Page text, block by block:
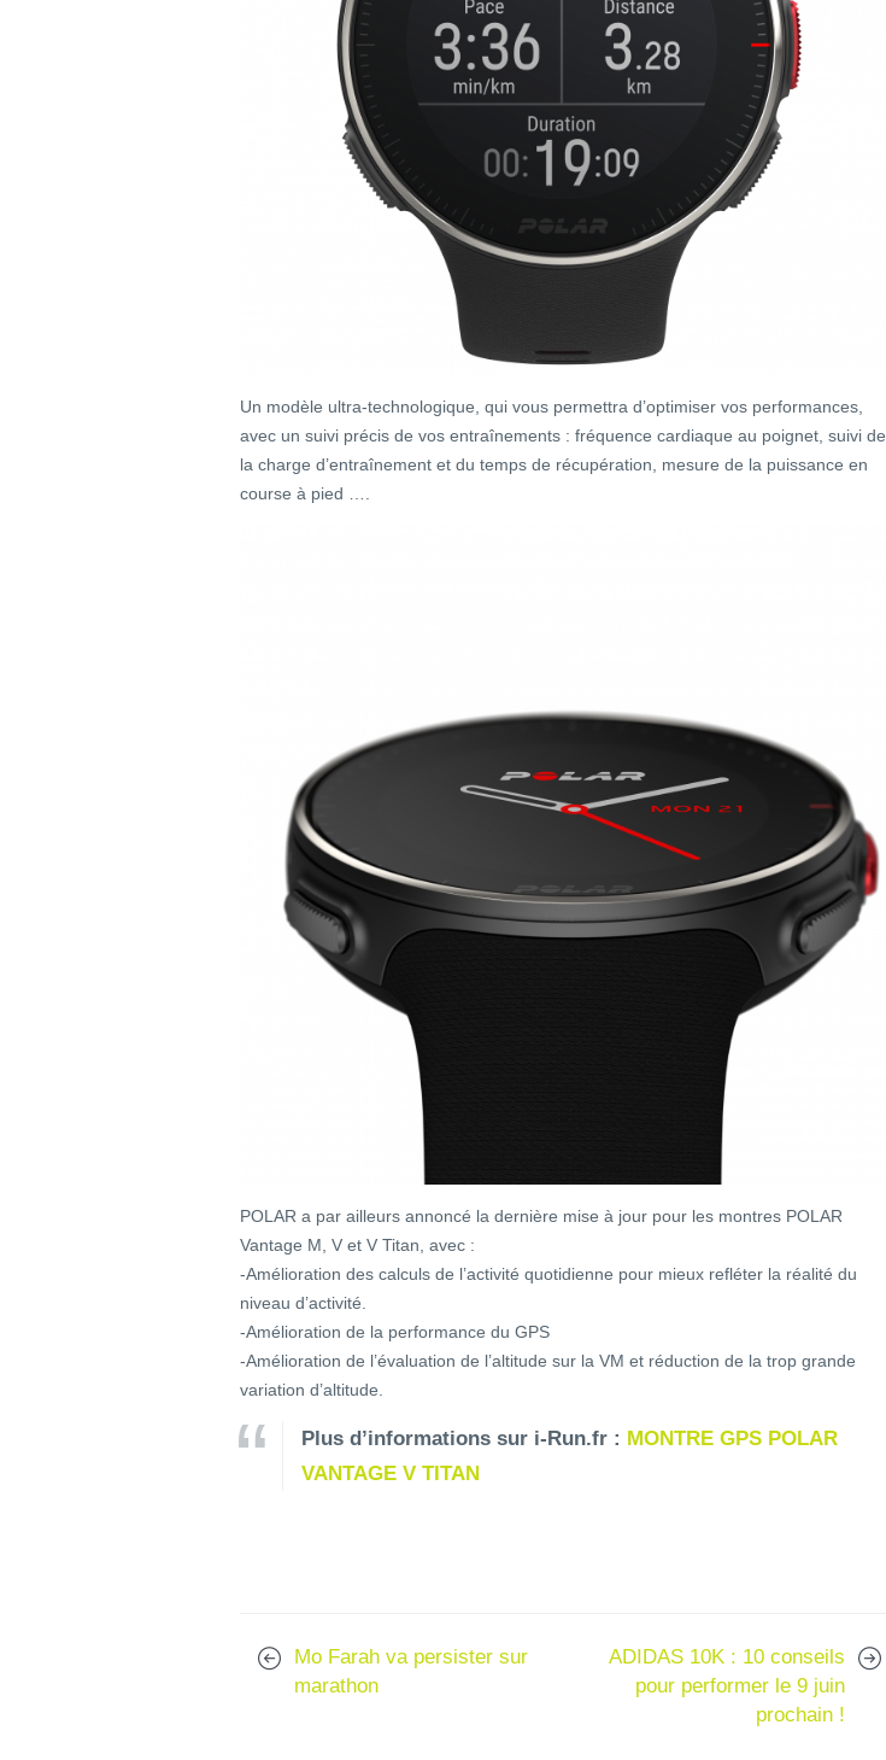
Un modèle ultra-technologique, qui vous permettra d’optimiser vos performances,
avec un suivi précis de vos entraînements : fréquence cardiaque au poignet, suivi de
la charge d’entraînement et du temps de récupération, mesure de la puissance en
course à pied ….
POLAR a par ailleurs annoncé la dernière mise à jour pour les montres POLAR
Vantage M, V et V Titan, avec :
-Amélioration des calculs de l’activité quotidienne pour mieux refléter la réalité du
niveau d’activité.
-Amélioration de la performance du GPS
-Amélioration de l’évaluation de l’altitude sur la VM et réduction de la trop grande
variation d’altitude.
Plus d’informations sur i-Run.fr : MONTRE GPS POLAR
VANTAGE V TITAN
Mo Farah va persister sur
marathon
ADIDAS 10K : 10 conseils
pour performer le 9 juin
prochain !